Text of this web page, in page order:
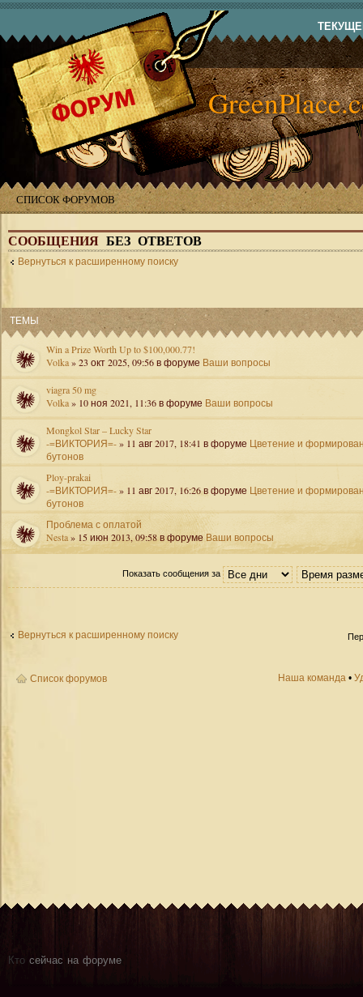
СПИСОК ФОРУМОВ
СООБЩЕНИЯ БЕЗ ОТВЕТОВ
Вернуться к расширенному поиску
ТЕМЫ
Win a Prize Worth Up to $100,000.77!
Volka» 23 окт 2025, 09:56 в форуме Ваши вопросы
viagra 50 mg
Volka» 10 ноя 2021, 11:36 в форуме Ваши вопросы
Mongkol Star – Lucky Star
-=ВИКТОРИЯ=-» 11 авг 2017, 18:41 в форуме Цветение и
бутонов
Ploy-prakai
-=ВИКТОРИЯ=-» 11 авг 2017, 16:26 в форуме Цветение и
бутонов
Проблема с оплатой
Nesta» 15 июн 2013, 09:58 в форуме Ваши вопросы
Показать сообщения за
Вернуться к расширенному поиску
Список форумов Наша команда •
Кто сейчас на форуме